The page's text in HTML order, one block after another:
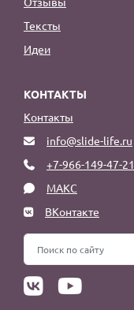
Тексты
Идеи
КОНТАКТЫ
Контакты
info@slide-life.ru
+7-966-149-47-21
МАКС
ВКонтакте